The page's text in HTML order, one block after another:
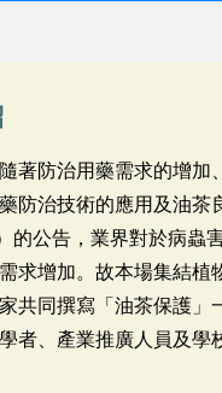
著防治用藥需求的增加
防治技術的應用及油茶
的公告，業界對於病蟲
求增加。故本場集結植
共同撰寫「油茶保護」
者、產業推廣人員及學